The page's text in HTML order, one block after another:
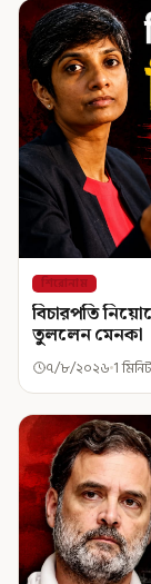
শিরোনাম
বিচারপতি
তুললেন মেনকা
৭/৮/২০২৬ 1